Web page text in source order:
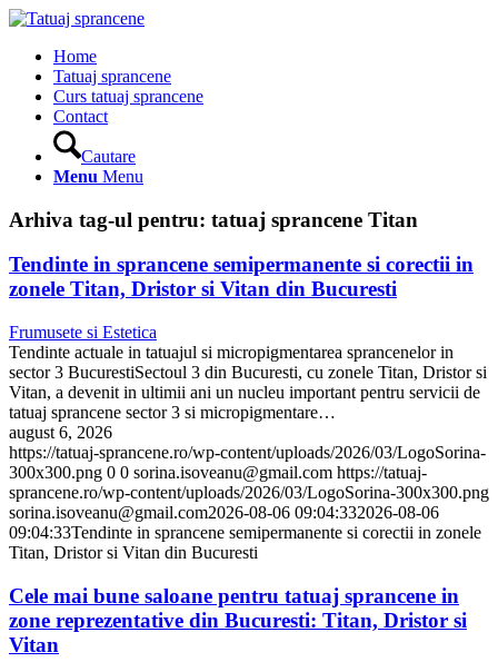
Home
Tatuaj sprancene
Curs tatuaj sprancene
Contact
Cautare
Menu Menu
Arhiva tag-ul pentru: tatuaj sprancene Titan
Tendinte in sprancene semipermanente si corectii in
zonele Titan, Dristor si Vitan din Bucuresti
Frumusete si Estetica
Tendinte actuale in tatuajul si micropigmentarea sprancenelor in
sector 3 BucurestiSectoul 3 din Bucuresti, cu zonele Titan, Dristor si
Vitan, a devenit in ultimii ani un nucleu important pentru servicii de
tatuaj sprancene sector 3 si micropigmentare…
august 6, 2026
https://tatuaj-sprancene.ro/wp-content/uploads/2026/03/LogoSorina-
300x300.png 0 0 sorina.isoveanu@gmail.com https://tatuaj-
sprancene.ro/wp-content/uploads/2026/03/LogoSorina-300x300.png
sorina.isoveanu@gmail.com2026-08-06 09:04:332026-08-06
09:04:33Tendinte in sprancene semipermanente si corectii in zonele
Titan, Dristor si Vitan din Bucuresti
Cele mai bune saloane pentru tatuaj sprancene in
zone reprezentative din Bucuresti: Titan, Dristor si
Vitan